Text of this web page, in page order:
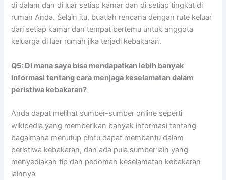
di dalam dan di luar setiap kamar dan di setiap tingkat di
rumah Anda. Selain itu, buatlah rencana dengan rute keluar
dari setiap kamar dan tempat bertemu untuk anggota
keluarga di luar rumah jika terjadi kebakaran.
Q5: Di mana saya bisa mendapatkan lebih banyak
informasi tentang cara menjaga keselamatan dalam
peristiwa kebakaran?
Anda dapat melihat sumber-sumber online seperti
wikipedia yang memberikan banyak informasi tentang
bagaimana menutup pintu dapat membantu dalam
peristiwa kebakaran, dan ada pula sumber lain yang
menyediakan tip dan pedoman keselamatan kebakaran
lainnya